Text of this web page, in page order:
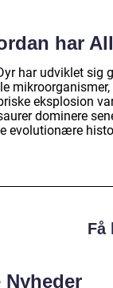
har
har udviklet sig
eksplosion
dominere
evolutionære
Få
Nyheder